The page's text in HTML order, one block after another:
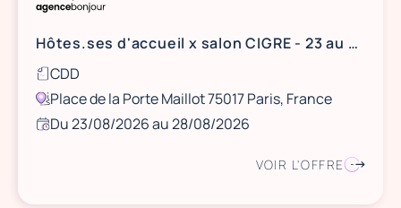
Hôtes.ses d'accueil x salon CIGRE - 23 au 28 août 2026 - Paris
CDD
Place de la Porte Maillot 75017 Paris, France
Du 23/08/2026 au 28/08/2026
VOIR L'OFFRE